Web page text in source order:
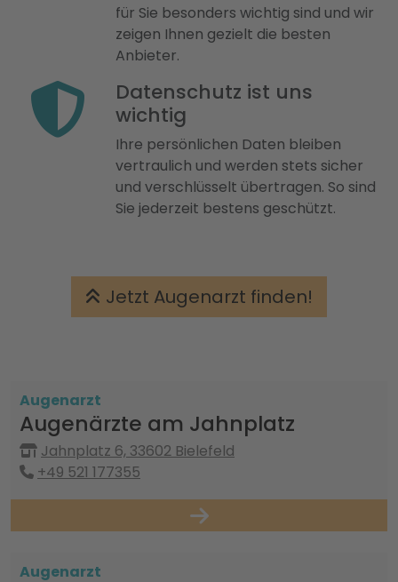
für Sie besonders wichtig sind und wir
zeigen Ihnen gezielt die besten
Anbieter.
Datenschutz ist uns
wichtig
Ihre persönlichen Daten bleiben
vertraulich und werden stets sicher
und verschlüsselt übertragen. So sind
Sie jederzeit bestens geschützt.
Jetzt Augenarzt finden!
Augenarzt
Augenärzte am Jahnplatz
Jahnplatz 6, 33602 Bielefeld
+49 521 177355
Augenarzt